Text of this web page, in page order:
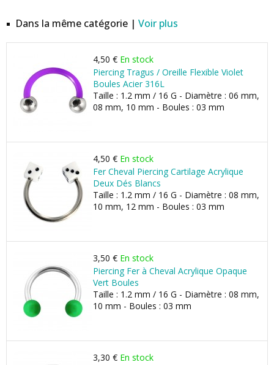
Dans la même catégorie | Voir plus
4,50 € En stock
Piercing Tragus / Oreille Flexible Violet
Boules Acier 316L
Taille : 1.2 mm / 16 G - Diamètre : 06 mm,
08 mm, 10 mm - Boules : 03 mm
4,50 € En stock
Fer Cheval Piercing Cartilage Acrylique
Deux Dés Blancs
Taille : 1.2 mm / 16 G - Diamètre : 08 mm,
10 mm, 12 mm - Boules : 03 mm
3,50 € En stock
Piercing Fer à Cheval Acrylique Opaque
Vert Boules
Taille : 1.2 mm / 16 G - Diamètre : 08 mm,
10 mm - Boules : 03 mm
3,30 € En stock